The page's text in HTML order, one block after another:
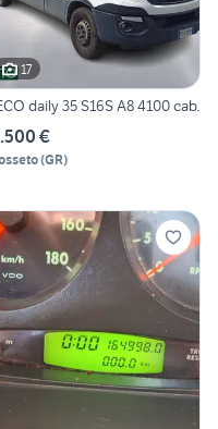
17
daily 35 S16S A8 4100 cab.
€
(GR)